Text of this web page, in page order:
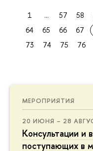
МЕРОПРИЯТИЯ
20 ИЮНЯ – 28
Консультации и
поступающих в
1 ... 57 58
64
65 66 67
73
74 75 76